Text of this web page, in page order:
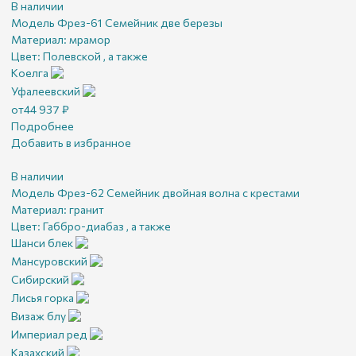
В наличии
Модель Фрез-61 Семейник две березы
Материал: мрамор
Цвет: Полевской , а также
Коелга
Уфалеевский
от44 937 ₽
Подробнее
Добавить в избранное
В наличии
Модель Фрез-62 Семейник двойная волна с крестами
Материал: гранит
Цвет: Габбро-диабаз , а также
Шанси блек
Мансуровский
Сибирский
Лисья горка
Визаж блу
Империал ред
Казахский